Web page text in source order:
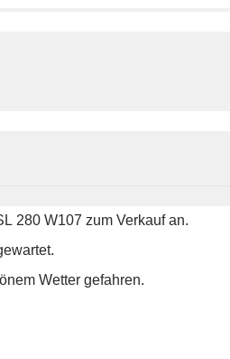
280 W107 zum Verkauf an.
Wetter gefahren.